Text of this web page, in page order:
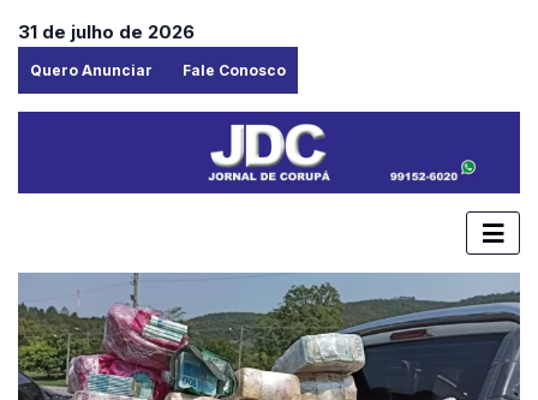
31 de julho de 2026
Quero Anunciar Fale Conosco